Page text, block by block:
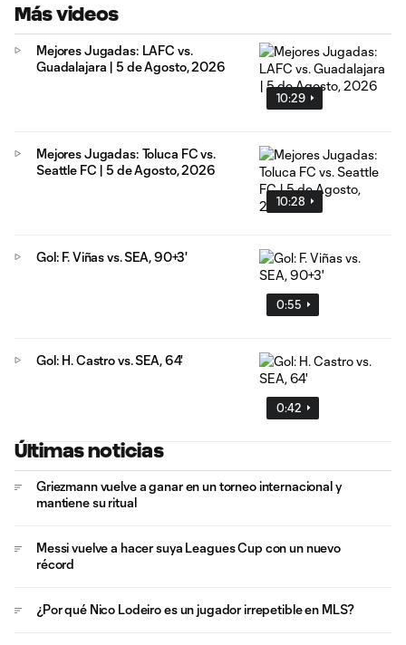
Más videos
10:29
Mejores Jugadas: LAFC vs.
Guadalajara | 5 de Agosto, 2026
10:28
Mejores Jugadas: Toluca FC vs.
Seattle FC | 5 de Agosto, 2026
0:55
Gol: F. Viñas vs. SEA, 90+3'
0:42
Gol: H. Castro vs. SEA, 64'
Últimas noticias
Griezmann vuelve a ganar en un torneo internacional y
mantiene su ritual
Messi vuelve a hacer suya Leagues Cup con un nuevo
récord
¿Por qué Nico Lodeiro es un jugador irrepetible en MLS?